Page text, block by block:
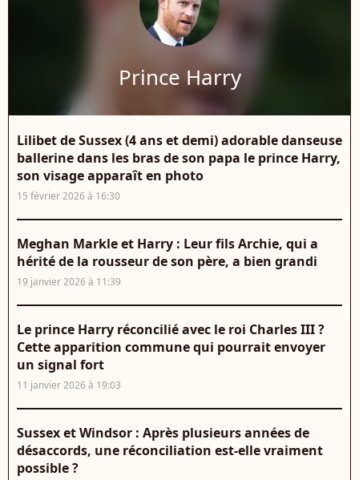
Prince Harry
Lilibet de Sussex (4 ans et demi) adorable danseuse
ballerine dans les bras de son papa le prince Harry,
son visage apparaît en photo
15 février 2026 à 16:30
Meghan Markle et Harry : Leur fils Archie, qui a
hérité de la rousseur de son père, a bien grandi
19 janvier 2026 à 11:39
Le prince Harry réconcilié avec le roi Charles III ?
Cette apparition commune qui pourrait envoyer
un signal fort
11 janvier 2026 à 19:03
Sussex et Windsor : Après plusieurs années de
désaccords, une réconciliation est-elle vraiment
possible ?